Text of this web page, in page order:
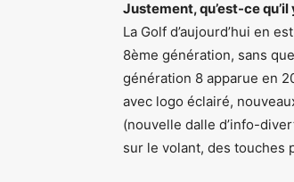
Justement, qu’est-ce qu’il
La Golf d’aujourd’hui en
8ème génération, sans
génération 8 apparue en
avec logo éclairé,
(nouvelle dalle d’info-
sur le volant, des touches